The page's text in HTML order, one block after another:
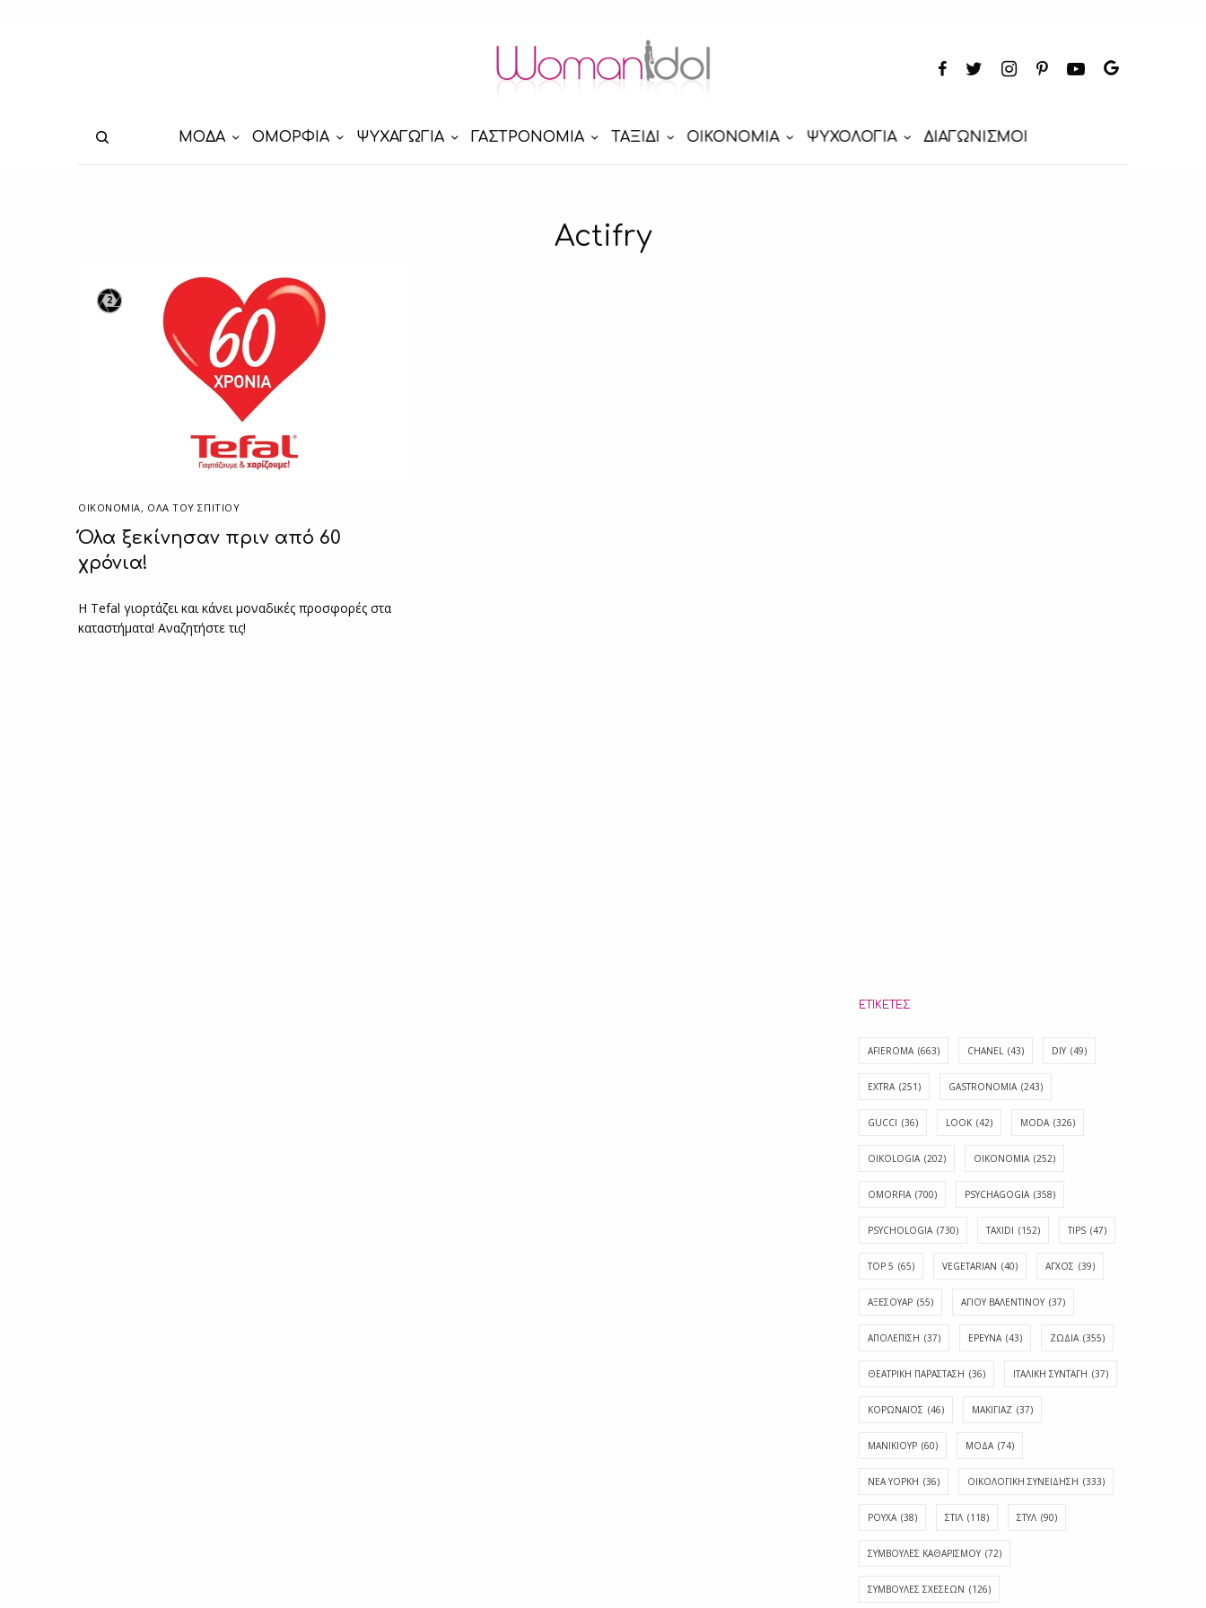
ΜΟΔΑ ΟΜΟΡΦΙΑ ΨΥΧΑΓΩΓΙΑ ΓΑΣΤΡΟΝΟΜΙΑ ΤΑΞΙΔΙ ΟΙΚΟΝΟΜΙΑ ΨΥΧΟΛΟΓΙΑ ΔΙΑΓΩΝΙΣΜΟΙ
Actifry
2
ΟΙΚΟΝΟΜΙΑ, ΌΛΑ ΤΟΥ ΣΠΙΤΙΟΥ
Όλα ξεκίνησαν πριν από 60
χρόνια!
Η Tefal γιορτάζει και κάνει μοναδικές προσφορές στα
καταστήματα! Αναζητήστε τις!
ΕΤΙΚΈΤΕΣ
AFIEROMA (663) CHANEL (43) DIY (49)
EXTRA (251) GASTRONOMIA (243)
GUCCI (36) LOOK (42) MODA (326)
OIKOLOGIA (202) OIKONOMIA (252)
OMORFIA (700) PSYCHAGOGIA (358)
PSYCHOLOGIA (730) TAXIDI (152) TIPS (47)
TOP 5 (65) VEGETARIAN (40) ΑΓΧΟΣ (39)
ΑΞΕΣΟΥΑΡ (55) ΑΓΊΟΥ ΒΑΛΕΝΤΊΝΟΥ (37)
ΑΠΟΛΈΠΙΣΗ (37) ΕΡΕΥΝΑ (43) ΖΩΔΙΑ (355)
ΘΕΑΤΡΙΚΗ ΠΑΡΑΣΤΑΣΗ (36) ΙΤΑΛΙΚΗ ΣΥΝΤΑΓΗ (37)
ΚΟΡΩΝΑΪΟΣ (46) ΜΑΚΙΓΙΑΖ (37)
ΜΑΝΙΚΙΟΥΡ (60) ΜΟΔΑ (74)
ΝΕΑ ΥΟΡΚΗ (36) ΟΙΚΟΛΟΓΙΚΗ ΣΥΝΕΙΔΗΣΗ (333)
ΡΟΥΧΑ (38) ΣΤΙΛ (118) ΣΤΥΛ (90)
ΣΥΜΒΟΥΛΕΣ ΚΑΘΑΡΙΣΜΟΥ (72)
ΣΥΜΒΟΥΛΕΣ ΣΧΕΣΕΩΝ (126)